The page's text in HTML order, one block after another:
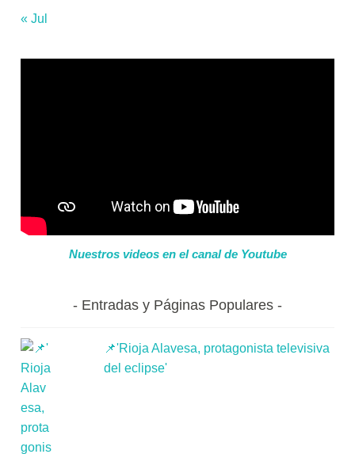
« Jul
Nuestros videos en el canal de Youtube
Entradas y Páginas Populares
📌'Rioja Alavesa, protagonista televisiva
del eclipse'